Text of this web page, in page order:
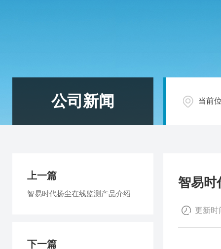
公司新闻 当前
智易时
更新时
上一篇
智易时代扬尘在线监测产品介绍
下一篇